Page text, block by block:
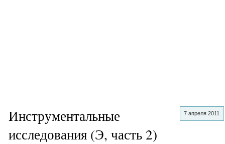
7 апреля 2011
Инструментальные
исследования (Э, часть 2)